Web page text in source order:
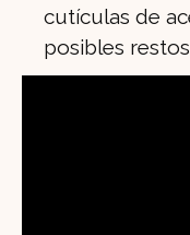
cutículas de
posibles